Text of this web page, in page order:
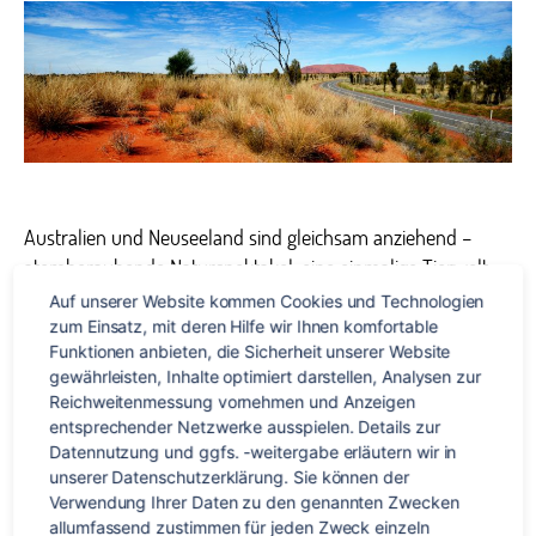
Down
Australien und Neuseeland sind gleichsam anziehend –
atemberaubende Naturspektakel, eine einmalige Tierwelt
und gastfreundliche Einwohner. Dass zu den Highlights auch
die Geschichte und Kultur ihrer Ureinwohner gehören, ist
vielen Reisenden oft nicht bewusst. So wirst du auf deinem
Trip durch Australien bestimmt den einen oder anderen
Didgeridoo-Spieler hören bzw. in Neuseeland des Öfteren
eine Haka-Tanzaufführung […]
Schlagwörter
Australien,Down Under,Maori ,Neuseeland,New Zealand
Auf unserer Website kommen Cookies und Technologien
zum Einsatz, mit deren Hilfe wir Ihnen komfortable
Funktionen anbieten, die Sicherheit unserer Website
gewährleisten, Inhalte optimiert darstellen, Analysen zur
Reichweitenmessung vornehmen und Anzeigen
entsprechender Netzwerke ausspielen. Details zur
Datennutzung und ggfs. -weitergabe erläutern wir in
unserer Datenschutzerklärung. Sie können der
Verwendung Ihrer Daten zu den genannten Zwecken
allumfassend zustimmen für jeden Zweck einzeln